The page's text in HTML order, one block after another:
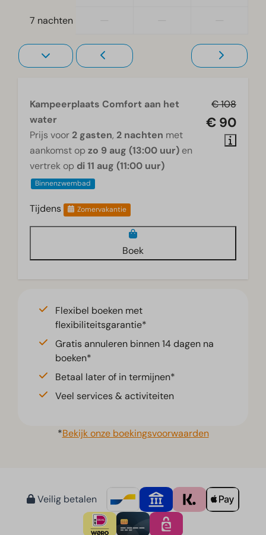
7 nachten
€ 108
€ 90
Kampeerplaats Comfort aan het
water
Prijs voor 2 gasten, 2 nachten met
aankomst op zo 9 aug (13:00 uur) en
vertrek op di 11 aug (11:00 uur)
Binnenzwembad
Tijdens Zomervakantie
Boek
Flexibel boeken met
flexibiliteitsgarantie*
Gratis annuleren binnen 14 dagen na
boeken*
Betaal later of in termijnen*
Veel services & activiteiten
*Bekijk onze boekingsvoorwaarden
Veilig betalen